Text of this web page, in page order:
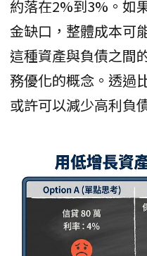
約落在2%到3%。如
金缺口，整體成本可
這種資產與負債之間
務優化的概念。透過
或許可以減少高利負